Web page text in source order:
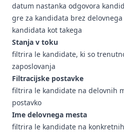
datum nastanka odgovora
gre za kandidata brez
kandidata kot takega
Stanja v toku
filtrira le kandidate, ki so
zaposlovanja
Filtracijske postavke
filtrira le kandidate na delovnih
postavko
Ime delovnega mesta
filtrira le kandidate na